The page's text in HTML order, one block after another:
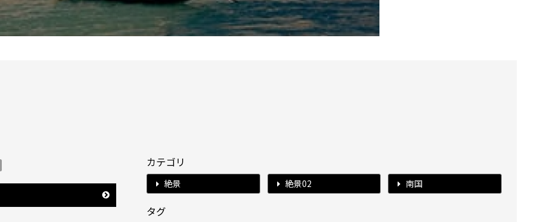
カテゴリ
絶景 絶景02 南国
タグ